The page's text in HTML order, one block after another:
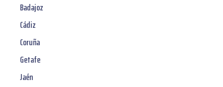
Badajoz
Cádiz
Coruña
Getafe
Jaén